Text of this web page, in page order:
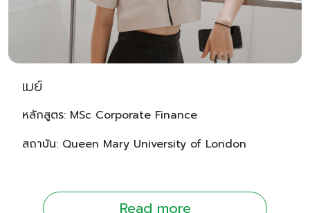
เมย์
หลักสูตร: MSc Corporate Finance
สถาบัน: Queen Mary University of London
Read more